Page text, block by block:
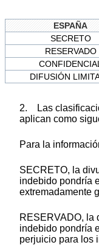
ESPAÑA
SECRETO
RESERVADO
CONFIDENCIAL
DIFUSIÓN
2. Las
aplican como
Para la
SECRETO, la
indebido pondría
extremadamente
RESERVADO, la
indebido pondría
perjuicio para los